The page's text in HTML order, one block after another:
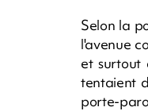
Selon la
l'avenue
et surtout
tentaient
porte-